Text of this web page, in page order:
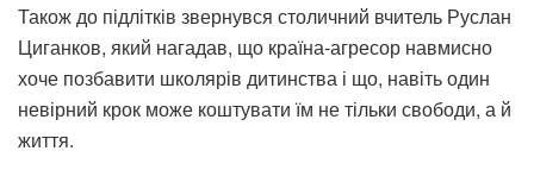
Також до підлітків звернувся столичний вчитель Руслан
Циганков, який нагадав, що країна-агресор навмисно
хоче позбавити школярів дитинства і що, навіть один
невірний крок може коштувати їм не тільки свободи, а й
життя.